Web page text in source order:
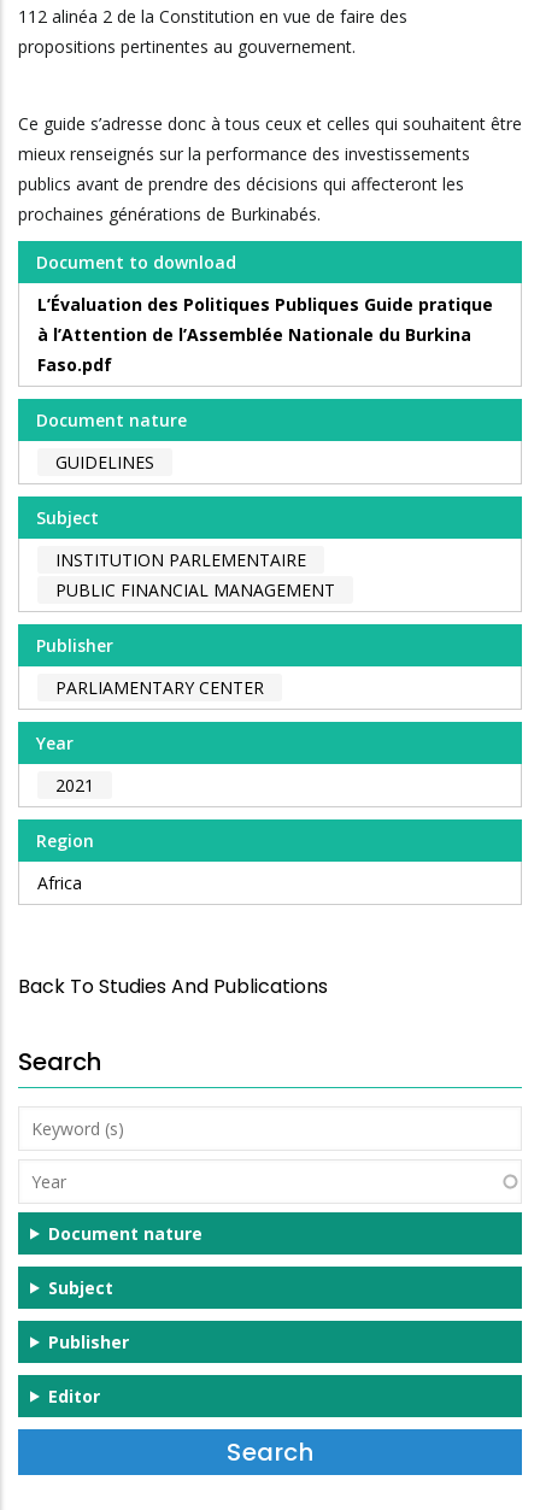
112 alinéa 2 de la Constitution en vue de faire des
propositions pertinentes au gouvernement.
Ce guide s’adresse donc à tous ceux et celles qui souhaitent être
mieux renseignés sur la performance des investissements
publics avant de prendre des décisions qui affecteront les
prochaines générations de Burkinabés.
Document to download
L’Évaluation des Politiques Publiques Guide pratique
à l’Attention de l’Assemblée Nationale du Burkina
Faso.pdf
Document nature
GUIDELINES
Subject
INSTITUTION PARLEMENTAIRE
PUBLIC FINANCIAL MANAGEMENT
Publisher
PARLIAMENTARY CENTER
Year
2021
Region
Africa
Back To Studies And Publications
Search
Keyword
(s)
Year
Document nature
Subject
Publisher
Editor